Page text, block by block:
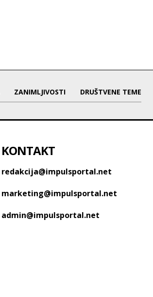
ZANIMLJIVOSTI DRUŠTVENE TEME
KONTAKT
redakcija@impulsportal.net
marketing@impulsportal.net
admin@impulsportal.net